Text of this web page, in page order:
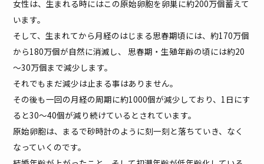
女性は、生まれる時にはこの原始卵胞を卵巣に約200万個蓄えて
います。
そして、生まれてから月経のはじまる思春期頃には、約170万個
から180万個が自然に消滅し、 思春期・生殖年齢の頃には約20
～30万個まで減少します。
それでもまだ減少は止まる事はありません。
その後も一回の月経の周期に約1000個が減少しており、1日にす
ると30～40個が減り続けているとされています。
原始卵胞は、まるで砂時計のように刻一刻と落ちていき、なく
なっていくのです。